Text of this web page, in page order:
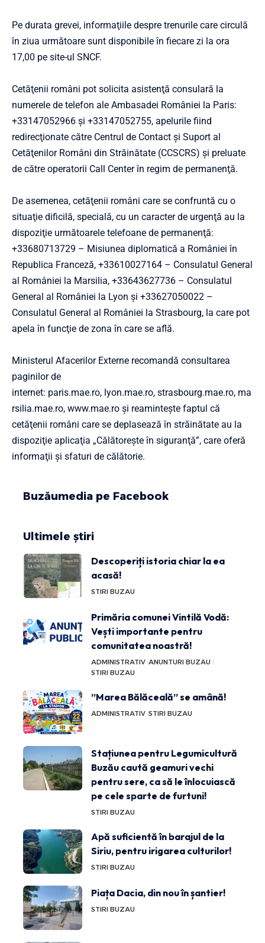
Pe durata grevei, informaţiile despre trenurile care circulă
în ziua următoare sunt disponibile în fiecare zi la ora
17,00 pe site-ul SNCF.
Cetăţenii români pot solicita asistenţă consulară la
numerele de telefon ale Ambasadei României la Paris:
+33147052966 şi +33147052755, apelurile fiind
redirecţionate către Centrul de Contact şi Suport al
Cetăţenilor Români din Străinătate (CCSCRS) şi preluate
de către operatorii Call Center în regim de permanenţă.
De asemenea, cetăţenii români care se confruntă cu o
situaţie dificilă, specială, cu un caracter de urgenţă au la
dispoziţie următoarele telefoane de permanenţă:
+33680713729 – Misiunea diplomatică a României în
Republica Franceză, +33610027164 – Consulatul General
al României la Marsilia, +33643627736 – Consulatul
General al României la Lyon şi +33627050022 –
Consulatul General al României la Strasbourg, la care pot
apela în funcţie de zona în care se află.
Ministerul Afacerilor Externe recomandă consultarea
paginilor de
internet: paris.mae.ro, lyon.mae.ro, strasbourg.mae.ro, ma
rsilia.mae.ro, www.mae.ro şi reaminteşte faptul că
cetăţenii români care se deplasează în străinătate au la
dispoziţie aplicaţia „Călătoreşte în siguranţă”, care oferă
informaţii şi sfaturi de călătorie.
Buzăumedia pe Facebook
Ultimele știri
Descoperiți istoria chiar la ea
acasă!
STIRI BUZAU
Primăria comunei Vintilă Vodă:
Vești importante pentru
comunitatea noastră!
ADMINISTRATIV ANUNTURI BUZAU
STIRI BUZAU
”Marea Bălăceală” se amână!
ADMINISTRATIV STIRI BUZAU
Stațiunea pentru Legumicultură
Buzău caută geamuri vechi
pentru sere, ca să le înlocuiască
pe cele sparte de furtuni!
STIRI BUZAU
Apă suficientă în barajul de la
Siriu, pentru irigarea culturilor!
STIRI BUZAU
Piața Dacia, din nou în șantier!
STIRI BUZAU